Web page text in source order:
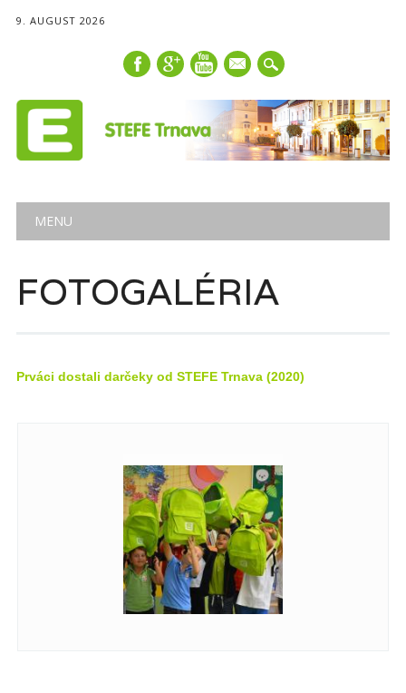
9. AUGUST 2026
mail
Main menu
MENU
FOTOGALÉRIA
Prváci dostali darčeky od STEFE Trnava (2020)